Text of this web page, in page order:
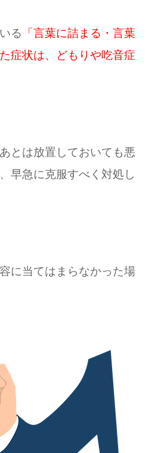
る 「言葉に詰まる・言葉
症状は、どもりや吃音症
とは放置しておいても悪
早急に克服すべく対処し
に当てはまらなかった場